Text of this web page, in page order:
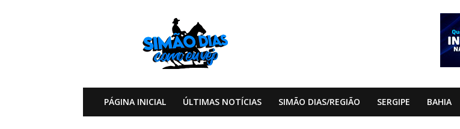
PÁGINA INICIAL ÚLTIMAS NOTÍCIAS SIMÃO DIAS/REGIÃO SERGIPE BAHIA